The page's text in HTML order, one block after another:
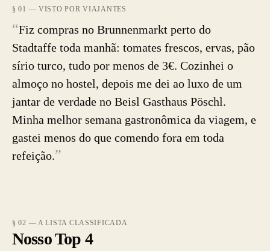
§ 01 — VISTO POR VIAJANTES
“Fiz compras no Brunnenmarkt perto do
Stadtaffe toda manhã: tomates frescos, ervas, pão
sírio turco, tudo por menos de 3€. Cozinhei o
almoço no hostel, depois me dei ao luxo de um
jantar de verdade no Beisl Gasthaus Pöschl.
Minha melhor semana gastronômica da viagem, e
gastei menos do que comendo fora em toda
refeição.”
§ 02 — A LISTA CLASSIFICADA
Nosso Top 4